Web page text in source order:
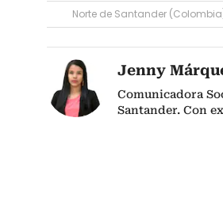
Norte de Santander
Jenny
Comunicadora
Santander. Con